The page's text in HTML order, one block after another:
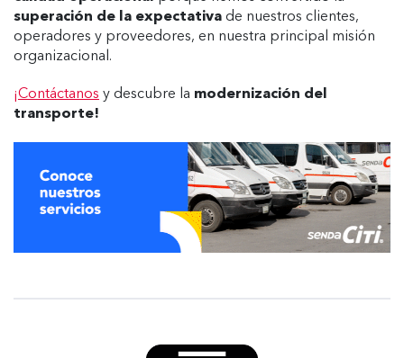
superación de la expectativa de nuestros clientes,
operadores y proveedores, en nuestra principal misión
organizacional.
¡Contáctanos y descubre la modernización del
transporte!